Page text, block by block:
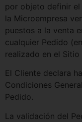
por objeto definir el
la Microempresa
puestos a la venta
cualquier Pedido
realizado en el
El Cliente declara
Condiciones
Pedido.
La validación del